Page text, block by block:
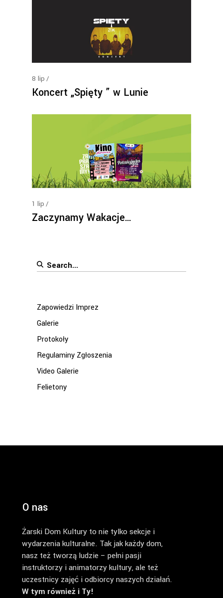
8 lip
Koncert „Spięty ” w Lunie
1 lip
Zaczynamy Wakacje…
Search
Zapowiedzi Imprez
Galerie
Protokoły
Regulaminy Zgłoszenia
Video Galerie
Felietony
O nas
Żarski Dom Kultury to nie tylko sekcje i
wydarzenia kulturalne. Tak jak każdy dom,
nasz też tworzą ludzie – pełni pasji
instruktorzy i animatorzy kultury, ale też
uczestnicy zajęć i odbiorcy naszych działań.
W tym również i Ty!